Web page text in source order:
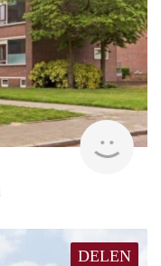
DELEN